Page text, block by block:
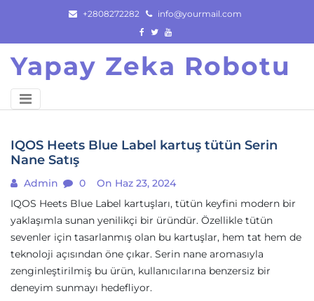
content
+2808272282 info@yourmail.com
Yapay Zeka Robotu
IQOS Heets Blue Label kartuş tütün Serin
Nane Satış
Admin 0
On Haz 23, 2024
IQOS Heets Blue Label kartuşları, tütün keyfini modern bir
yaklaşımla sunan yenilikçi bir üründür. Özellikle tütün
sevenler için tasarlanmış olan bu kartuşlar, hem tat hem de
teknoloji açısından öne çıkar. Serin nane aromasıyla
zenginleştirilmiş bu ürün, kullanıcılarına benzersiz bir
deneyim sunmayı hedefliyor.